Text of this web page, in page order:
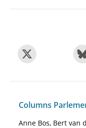
Columns
Anne Bos, Bert van